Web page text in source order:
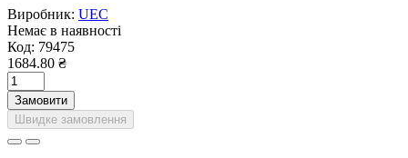
Виробник: UEC
Немає в наявності
Код: 79475
1684.80 ₴
Замовити
Швидке замовлення